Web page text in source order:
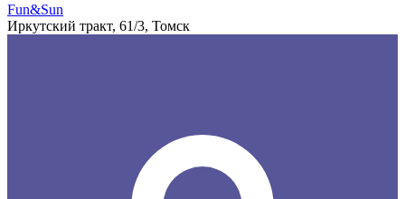
Fun&Sun
Иркутский тракт, 61/3, Томск